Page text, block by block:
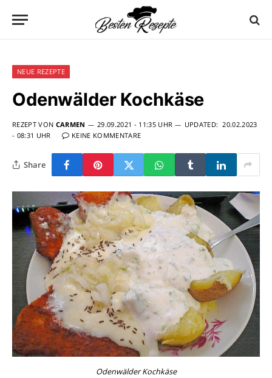
NEUE REZEPTE
Odenwälder Kochkäse
REZEPT VON CARMEN 29.09.2021 - 11:35 UHR UPDATED: 20.02.2023
- 08:31 UHR
KEINE KOMMENTARE
Share
Odenwälder Kochkäse